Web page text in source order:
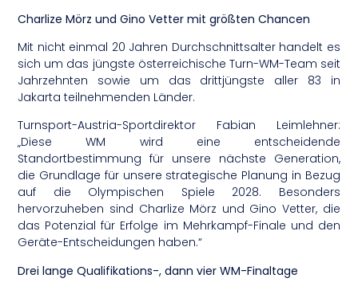
Charlize Mörz und Gino Vetter mit größten Chancen
Mit nicht einmal 20 Jahren Durchschnittsalter handelt es
sich um das jüngste österreichische Turn-WM-Team seit
Jahrzehnten sowie um das drittjüngste aller 83 in
Jakarta teilnehmenden Länder.
Turnsport-Austria-Sportdirektor Fabian Leimlehner:
„Diese WM wird eine entscheidende
Standortbestimmung für unsere nächste Generation,
die Grundlage für unsere strategische Planung in Bezug
auf die Olympischen Spiele 2028. Besonders
hervorzuheben sind Charlize Mörz und Gino Vetter, die
das Potenzial für Erfolge im Mehrkampf-Finale und den
Geräte-Entscheidungen haben.“
Drei lange Qualifikations-, dann vier WM-Finaltage